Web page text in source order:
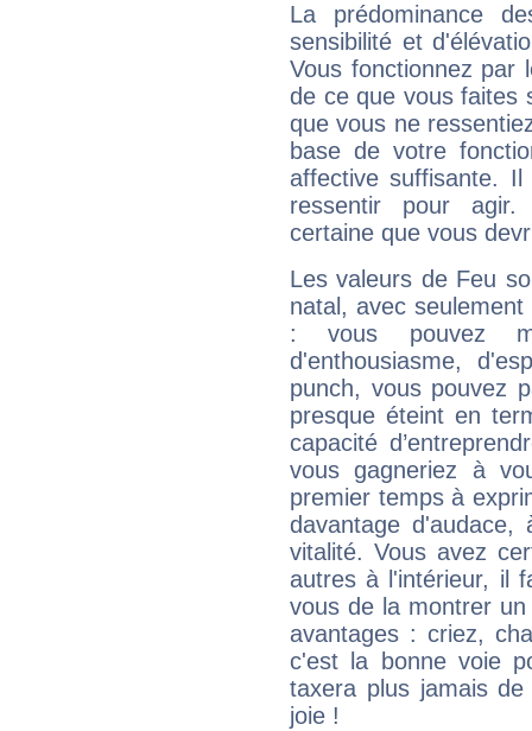
La prédominance
sensibilité et
Vous fonctionnez
de ce que vous faites
que vous ne
base de votre
affective suffisante.
ressentir pour agir.
certaine que vous
Les valeurs de Feu
natal, avec
: vous pouvez
d'enthousiasme,
punch, vous pouvez
presque éteint en
capacité
vous gagneriez à
premier temps à
davantage
vitalité. Vous avez
autres à l'intérieur, il
vous de la montrer
avantages : criez,
c'est la bonne voie
taxera plus jamais
joie !